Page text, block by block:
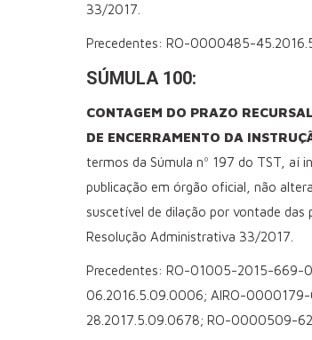
33/2017.
Precedentes: RO-0000485-
SÚMULA 100:
CONTAGEM DO PRAZO
DE ENCERRAMENTO DA
termos da Súmula nº 197 do TST, aí
publicação em órgão oficial, não
suscetível de dilação por vontade
Resolução Administrativa 33/2017.
Precedentes: RO-01005-2015-
06.2016.5.09.0006; AIRO-
28.2017.5.09.0678; RO-0000509-